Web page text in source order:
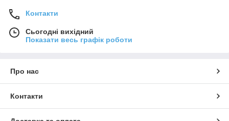
Контакти
Сьогодні вихідний
Показати весь графік роботи
Про нас
Контакти